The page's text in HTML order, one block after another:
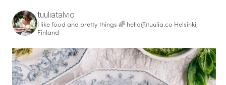
tuuliatalvio
I like food and pretty things 🌈 hello@tuulia.co Helsinki,
Finland